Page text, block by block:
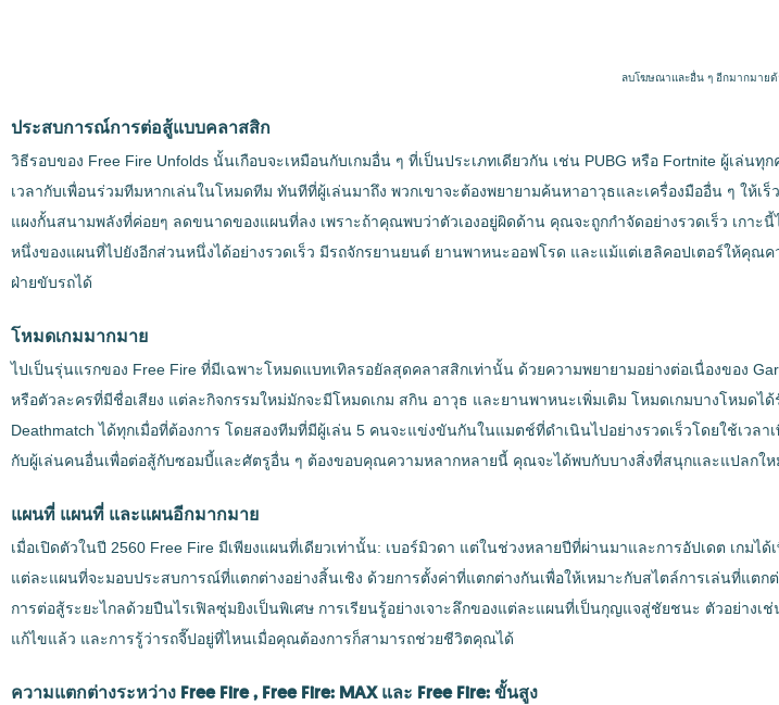
ลบโฆษณาและอื่น ๆ อีกมากมายด้
ประสบการณ์การต่อสู้แบบคลาสสิก
วิธีรอบของ Free Fire Unfolds นั้นเกือบจะเหมือนกับเกมอื่น ๆ ที่เป็นประเภทเดียวกัน เช่น PUBG หรือ Fortnite ผู้เล่น
เวลากับเพื่อนร่วมทีมหากเล่นในโหมดทีม ทันทีที่ผู้เล่นมาถึง พวกเขาจะต้องพยายามค้นหาอาวุธและเครื่องมืออื่น ๆ ใ
แผงกั้นสนามพลังที่ค่อยๆ ลดขนาดของแผนที่ลง เพราะถ้าคุณพบว่าตัวเองอยู่ผิดด้าน คุณจะถูกกำจัดอย่างรวดเร็ว เกา
หนึ่งของแผนที่ไปยังอีกส่วนหนึ่งได้อย่างรวดเร็ว มีรถจักรยานยนต์ ยานพาหนะออฟโรด และแม้แต่เฮลิคอปเตอร์ให้
ฝ่ายขับรถได้
โหมดเกมมากมาย
ไปเป็นรุ่นแรกของ Free Fire ที่มีเฉพาะโหมดแบทเทิลรอยัลสุดคลาสสิกเท่านั้น ด้วยความพยายามอย่างต่อเนื่องของ
หรือตัวละครที่มีชื่อเสียง แต่ละกิจกรรมใหม่มักจะมีโหมดเกม สกิน อาวุธ และยานพาหนะเพิ่มเติม โหมดเกมบางโหมด
Deathmatch ได้ทุกเมื่อที่ต้องการ โดยสองทีมที่มีผู้เล่น 5 คนจะแข่งขันกันในแมตช์ที่ดำเนินไปอย่างรวดเร็วโดยใช้เว
กับผู้เล่นคนอื่นเพื่อต่อสู้กับซอมบี้และศัตรูอื่น ๆ ต้องขอบคุณความหลากหลายนี้ คุณจะได้พบกับบางสิ่งที่สนุกและแปลกให
แผนที่ แผนที่ และแผนอีกมากมาย
เมื่อเปิดตัวในปี 2560 Free Fire มีเพียงแผนที่เดียวเท่านั้น: เบอร์มิวดา แต่ในช่วงหลายปีที่ผ่านมาและการอัปเดต เกมไ
แต่ละแผนที่จะมอบประสบการณ์ที่แตกต่างอย่างสิ้นเชิง ด้วยการตั้งค่าที่แตกต่างกันเพื่อให้เหมาะกับสไตล์การเล่นที่แ
การต่อสู้ระยะไกลด้วยปืนไรเฟิลซุ่มยิงเป็นพิเศษ การเรียนรู้อย่างเจาะลึกของแต่ละแผนที่เป็นกุญแจสู่ชัยชนะ ตัวอย่า
แก้ไขแล้ว และการรู้ว่ารถจี๊ปอยู่ที่ไหนเมื่อคุณต้องการก็สามารถช่วยชีวิตคุณได้
ความแตกต่างระหว่าง Free Fire , Free Fire: MAX และ Free Fire: ขั้นสูง